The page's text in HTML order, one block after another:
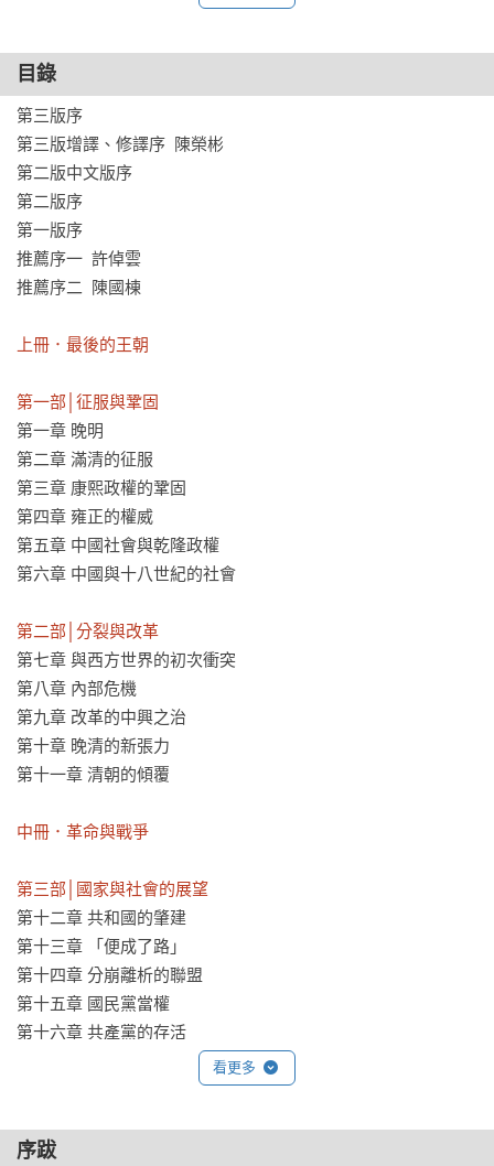
會發現本書不僅是西方了解中國近現代史的入門經典，亦補足
目錄
第三版序
第三版增譯、修譯序  陳榮彬
第二版中文版序
第二版序
第一版序
推薦序一  許倬雲
推薦序二  陳國棟
上冊．最後的王朝
第一部│征服與鞏固
第一章 晚明
第二章 滿清的征服
第三章 康熙政權的鞏固
第四章 雍正的權威
第五章 中國社會與乾隆政權
第六章 中國與十八世紀的社會
第二部│分裂與改革
第七章 與西方世界的初次衝突
第八章 內部危機
第九章 改革的中興之治
第十章 晚清的新張力
第十一章 清朝的傾覆
中冊．革命與戰爭
第三部│國家與社會的展望
第十二章 共和國的肇建
第十三章 「便成了路」
第十四章 分崩離析的聯盟
第十五章 國民黨當權
第十六章 共產黨的存活
第十八章 國民黨的崩解
看更多
序跋